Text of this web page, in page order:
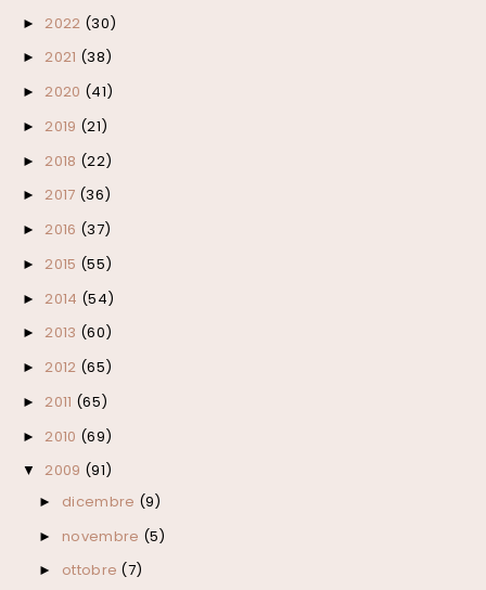
► 2022 (30)
► 2021 (38)
► 2020 (41)
► 2019 (21)
► 2018 (22)
► 2017 (36)
► 2016 (37)
► 2015 (55)
► 2014 (54)
► 2013 (60)
► 2012 (65)
► 2011 (65)
► 2010 (69)
▼ 2009 (91)
► dicembre (9)
► novembre (5)
► ottobre (7)